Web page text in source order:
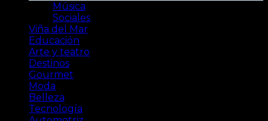
Música
Sociales
Viña del Mar
Educación
Arte y teatro
Destinos
Gourmet
Moda
Belleza
Tecnología